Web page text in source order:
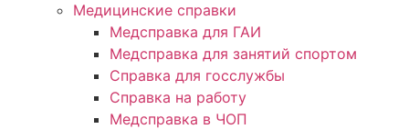
Медицинские справки
Медсправка для ГАИ
Медсправка для занятий спортом
Справка для госслужбы
Справка на работу
Медсправка в ЧОП